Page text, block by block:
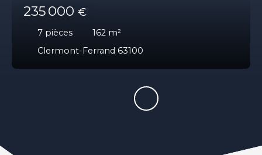
235 000 €
7 pièces 162 m²
Clermont-Ferrand 63100